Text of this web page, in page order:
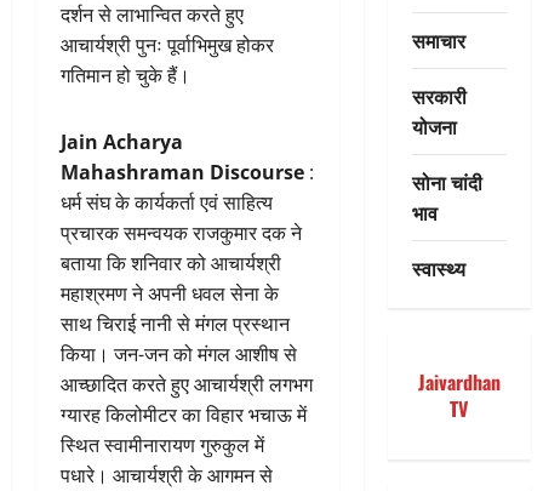
दर्शन से लाभान्वित करते हुए
आचार्यश्री पुनः पूर्वाभिमुख होकर
गतिमान हो चुके हैं।
Jain Acharya
Mahashraman Discourse :
धर्म संघ के कार्यकर्ता एवं साहित्य
प्रचारक समन्वयक राजकुमार दक ने
बताया कि शनिवार को आचार्यश्री
महाश्रमण ने अपनी धवल सेना के
साथ चिराई नानी से मंगल प्रस्थान
किया। जन-जन को मंगल आशीष से
आच्छादित करते हुए आचार्यश्री लगभग
ग्यारह किलोमीटर का विहार भचाऊ में
स्थित स्वामीनारायण गुरुकुल में
पधारे। आचार्यश्री के आगमन से
समाचार
सरकारी
योजना
सोना चांदी
भाव
स्वास्थ्य
Jaivardhan
TV